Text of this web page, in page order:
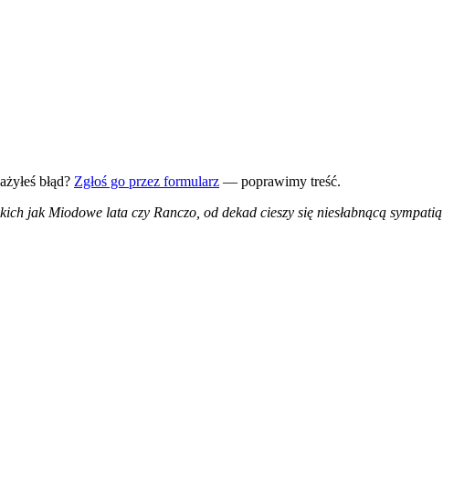
błąd? Zgłoś go przez formularz — poprawimy treść.
jak Miodowe lata czy Ranczo, od dekad cieszy się niesłabnącą sympatią